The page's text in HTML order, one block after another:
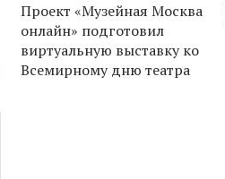
Проект «Музейная Москва
онлайн» подготовил
виртуальную выставку ко
Всемирному дню театра